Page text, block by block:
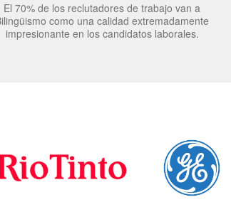
El 70% de los reclutadores de trabajo van a
como una calidad extremadamente
impresionante en los candidatos laborales.